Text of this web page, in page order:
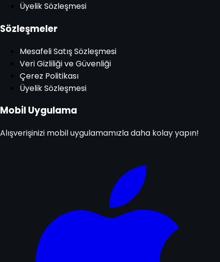
Üyelik Sözleşmesi
Sözleşmeler
Mesafeli Satış Sözleşmesi
Veri Gizliliği ve Güvenliği
Çerez Politikası
Üyelik Sözleşmesi
Mobil Uygulama
Alışverişinizi mobil uygulamamızla daha kolay yapın!